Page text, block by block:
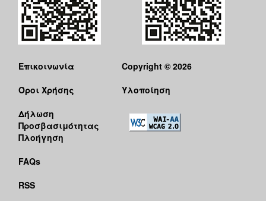
Επικοινωνία
Όροι Χρήσης
Δήλωση
Προσβασιμότητας
Πλοήγηση
FAQs
RSS
Copyright © 2026
Υλοποίηση